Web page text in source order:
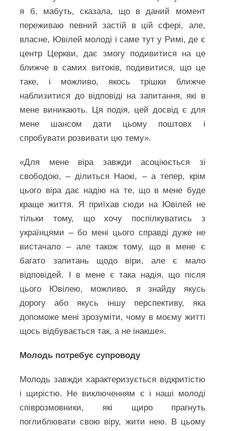
я б, мабуть, сказала, що в даний момент
переживаю певний застій в цій сфері, але,
власне, Ювілей молоді і саме тут у Римі, де є
центр Церкви, дає змогу подивитися на це
ближче в самих витоків, подивитися, що це
таке, і можливо, якось трішки ближче
наблизитися до відповіді на запитання, які в
мене виникають. Ця подія, цей досвід є для
мене шансом дати цьому поштовх і
спробувати розвивати цю тему».
«Для мене віра завжди асоціюється зі
свободою, – ділиться Наокі, – а тепер, крім
цього віра дає надію на те, що в мене буде
краще життя. Я приїхав сюди на Ювілей не
тільки тому, що хочу поспілкуватись з
українцями – бо мені цього справді дуже не
вистачало – але також тому, що в мене є
багато запитань щодо віри, але є мало
відповідей. І в мене є така надія, що після
цього Ювілею, можливо, я знайду якусь
дорогу або якусь іншу перспективу, яка
допоможе мені зрозуміти, чому в моєму житті
щось відбувається так, а не інакше».
Молодь потребує супроводу
Молодь завжди характеризується відкритістю
і щирістю. Не виключенням є і наші молоді
співрозмовники, які щиро прагнуть
поглиблювати свою віру, жити нею. В цьому